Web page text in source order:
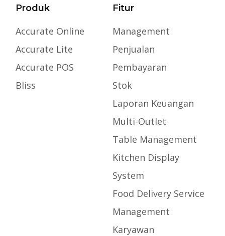
Produk
Accurate Online
Accurate Lite
Accurate POS
Bliss
Fitur
Management
Penjualan
Pembayaran
Stok
Laporan Keuangan
Multi-Outlet
Table Management
Kitchen Display
System
Food Delivery Service
Management
Karyawan